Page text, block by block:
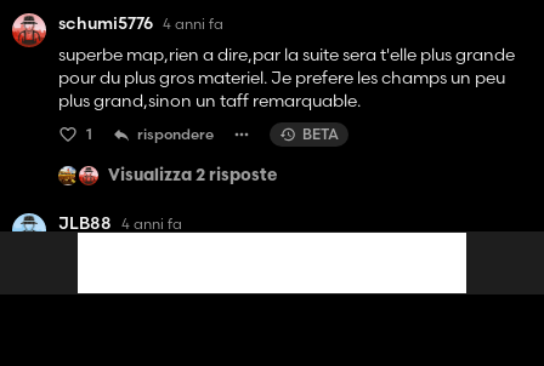
has apparently been stolen from other modders. The
animals were developed by FarmerAndy from the LSFM
forum. Animals are only installed on the Hof Bergmann
map. There is no release from him. Some buildings also look
very familiar to me from other (non-giant) maps. At least in
the credits, you could mention it if you steal it.
Please delete and remove stolen items, in itself the map is
schumi5776 4 anni fa
superbe map,rien a dire,par la suite sera t'elle plus grande
pour du plus gros materiel. Je prefere les champs un peu
plus grand,sinon un taff remarquable.
1 rispondere BETA
Visualizza 2 risposte
JLB88 4 anni fa